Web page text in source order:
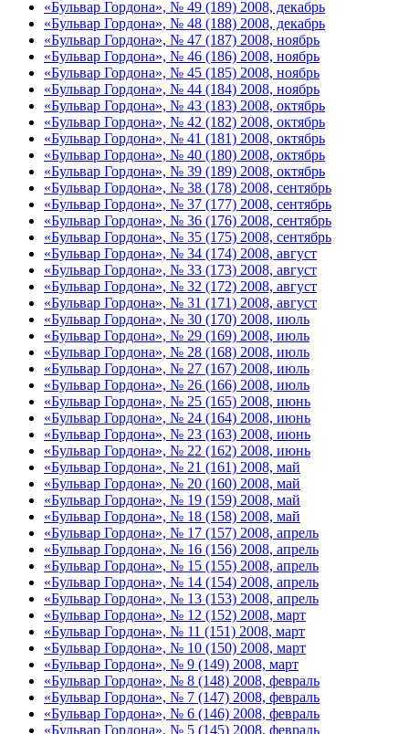
«Бульвар Гордона», № 49 (189) 2008, декабрь
«Бульвар Гордона», № 48 (188) 2008, декабрь
«Бульвар Гордона», № 47 (187) 2008, ноябрь
«Бульвар Гордона», № 46 (186) 2008, ноябрь
«Бульвар Гордона», № 45 (185) 2008, ноябрь
«Бульвар Гордона», № 44 (184) 2008, ноябрь
«Бульвар Гордона», № 43 (183) 2008, октябрь
«Бульвар Гордона», № 42 (182) 2008, октябрь
«Бульвар Гордона», № 41 (181) 2008, октябрь
«Бульвар Гордона», № 40 (180) 2008, октябрь
«Бульвар Гордона», № 39 (189) 2008, октябрь
«Бульвар Гордона», № 38 (178) 2008, сентябрь
«Бульвар Гордона», № 37 (177) 2008, сентябрь
«Бульвар Гордона», № 36 (176) 2008, сентябрь
«Бульвар Гордона», № 35 (175) 2008, сентябрь
«Бульвар Гордона», № 34 (174) 2008, август
«Бульвар Гордона», № 33 (173) 2008, август
«Бульвар Гордона», № 32 (172) 2008, август
«Бульвар Гордона», № 31 (171) 2008, август
«Бульвар Гордона», № 30 (170) 2008, июль
«Бульвар Гордона», № 29 (169) 2008, июль
«Бульвар Гордона», № 28 (168) 2008, июль
«Бульвар Гордона», № 27 (167) 2008, июль
«Бульвар Гордона», № 26 (166) 2008, июль
«Бульвар Гордона», № 25 (165) 2008, июнь
«Бульвар Гордона», № 24 (164) 2008, июнь
«Бульвар Гордона», № 23 (163) 2008, июнь
«Бульвар Гордона», № 22 (162) 2008, июнь
«Бульвар Гордона», № 21 (161) 2008, май
«Бульвар Гордона», № 20 (160) 2008, май
«Бульвар Гордона», № 19 (159) 2008, май
«Бульвар Гордона», № 18 (158) 2008, май
«Бульвар Гордона», № 17 (157) 2008, апрель
«Бульвар Гордона», № 16 (156) 2008, апрель
«Бульвар Гордона», № 15 (155) 2008, апрель
«Бульвар Гордона», № 14 (154) 2008, апрель
«Бульвар Гордона», № 13 (153) 2008, апрель
«Бульвар Гордона», № 12 (152) 2008, март
«Бульвар Гордона», № 11 (151) 2008, март
«Бульвар Гордона», № 10 (150) 2008, март
«Бульвар Гордона», № 9 (149) 2008, март
«Бульвар Гордона», № 8 (148) 2008, февраль
«Бульвар Гордона», № 7 (147) 2008, февраль
«Бульвар Гордона», № 6 (146) 2008, февраль
«Бульвар Гордона», № 5 (145) 2008, февраль